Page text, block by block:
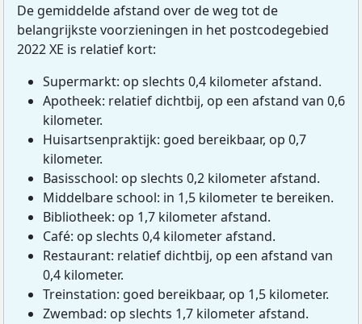
De gemiddelde afstand over de weg tot de
belangrijkste voorzieningen in het postcodegebied
2022 XE is relatief kort:
Supermarkt: op slechts 0,4 kilometer afstand.
Apotheek: relatief dichtbij, op een afstand van 0,6
kilometer.
Huisartsenpraktijk: goed bereikbaar, op 0,7
kilometer.
Basisschool: op slechts 0,2 kilometer afstand.
Middelbare school: in 1,5 kilometer te bereiken.
Bibliotheek: op 1,7 kilometer afstand.
Café: op slechts 0,4 kilometer afstand.
Restaurant: relatief dichtbij, op een afstand van
0,4 kilometer.
Treinstation: goed bereikbaar, op 1,5 kilometer.
Zwembad: op slechts 1,7 kilometer afstand.